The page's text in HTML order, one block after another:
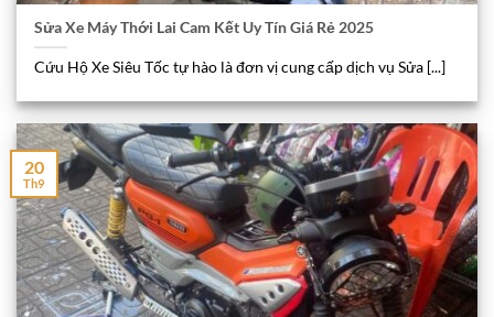
Sửa Xe Máy Thới Lai Cam Kết Uy Tín Giá Rẻ 2025
Cứu Hộ Xe Siêu Tốc tự hào là đơn vị cung cấp dịch vụ Sửa [...]
20
Th9